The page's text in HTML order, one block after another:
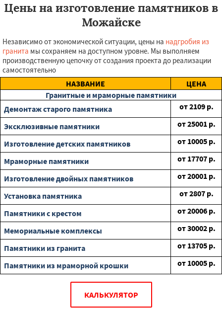
Цены на изготовление памятников в
Можайске
Независимо от экономической ситуации, цены на надгробия из
гранита мы сохраняем на доступном уровне. Мы выполняем
производственную цепочку от создания проекта до реализации
самостоятельно
НАЗВАНИЕ
ЦЕНА
Гранитные и мраморные памятники
Демонтаж старого памятника
от2109 р.
Эксклюзивные памятники
от25001 р.
Изготовление детских памятников
от 10005 р.
Мраморные памятники
от 17707 р.
Изготовление двойных памятников
от20001 р.
Установка памятника
от2807 р.
Памятники с крестом
от20006 р.
Мемориальные комплексы
от30002 р.
Памятники из гранита
от 13705 р.
Памятники из мраморной крошки
от 10005 р.
КАЛЬКУЛЯТОР